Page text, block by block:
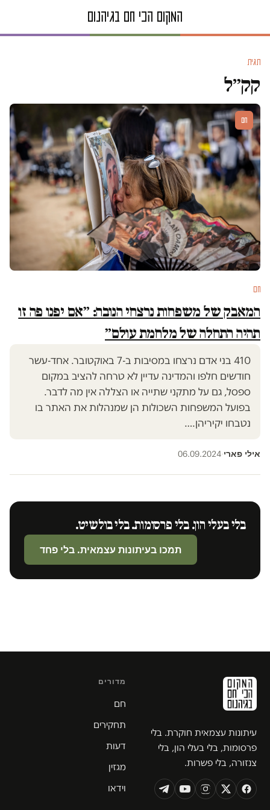
תגית
קק״ל
חם
חם
המאבק של משפחות נרצחי הנובה: ״אם יפנו פה זו
תהיה התחלה של מלחמת עולם״
410 בני אדם נרצחו במסיבות ב-7 באוקטובר. אחד-עשר
חודשים חלפו והמדינה עדיין לא טרחה להציב במקום
ספסל, גם על מתקני שתייה או הצללה אין מה לדבר.
בפועל המשפחות השכולות הן שמנהלות את האתר בו
נטבחו יקיריהן.…
אילי פארי·
06.09.2024
בלי בעלי הון. בלי פרסומות. בלי בולשיט.
תמכו בעיתונות עצמאית. בלי פחד
עיתונות עצמאית חוקרת. בלי
פרסומות, בלי בעלי הון, בלי
צנזורה, בלי פשרות.
מדורים
חם
תחקירים
דעות
מגזין
וידאו